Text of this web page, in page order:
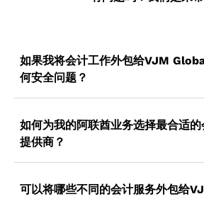
如果我将会计工作外包给VJM
何安全问题？
策，是印度最安全的会计外包公司
数据对我们来说是私密和安全的。
如何为我的阿联酋业务选择最合适
提供商？
在VJM Global，我们在会计行业拥
可以将哪些不同的会计服务外包给